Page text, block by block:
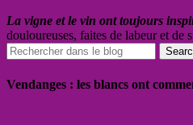
La vigne et le vin ont toujours
douloureuses, faites de labeur et de
Vendanges : les blancs ont